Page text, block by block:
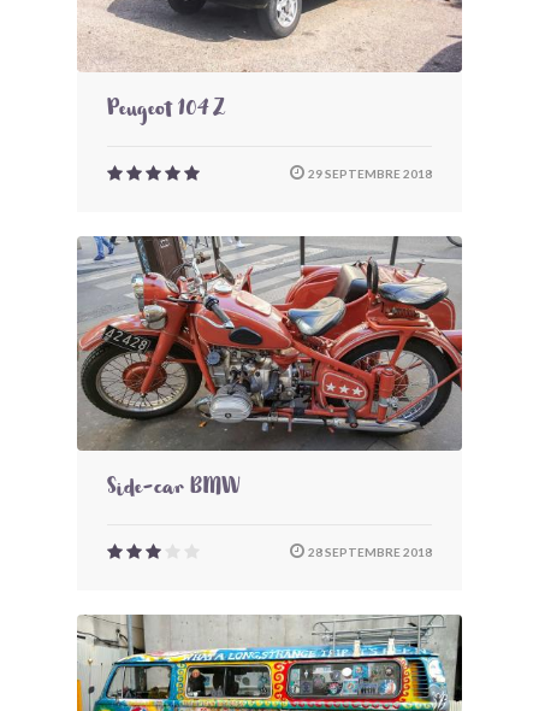
Peugeot 104 Z
29 SEPTEMBRE 2018
Side-car BMW
28 SEPTEMBRE 2018